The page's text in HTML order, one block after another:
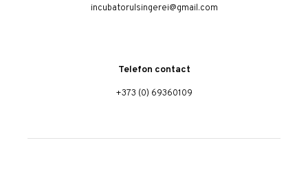
incubatorulsingerei@gmail.com
Telefon contact
+373 (0) 69360109